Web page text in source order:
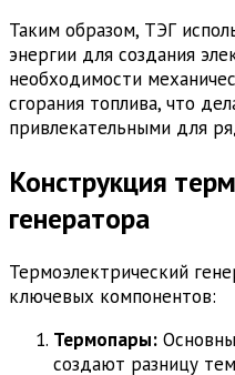
Таким образом, ТЭГ
энергии для создания
необходимости
сгорания топлива, что
привлекательными для
Конструкция
генератора
Термоэлектрический
ключевых компонентов:
Термопары:
создают разницу